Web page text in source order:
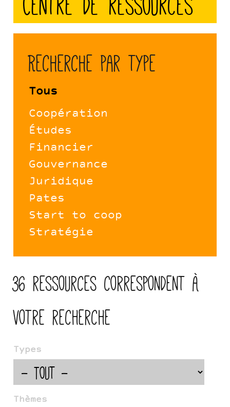
Recherche par type
Tous
Coopération
Études
Financier
Gouvernance
Juridique
Pates
Start to coop
Stratégie
36 ressources correspondent à
votre recherche
Types
Thèmes